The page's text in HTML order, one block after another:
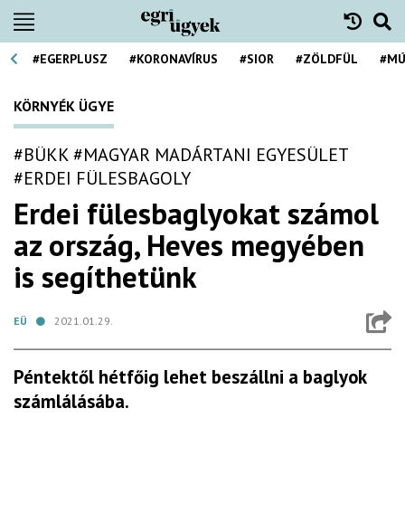
#EGERPLUSZ #KORONAVÍRUS #SIOR #ZÖLDFÜL
KÖRNYÉK ÜGYE
#BÜKK#MAGYAR MADÁRTANI EGYESÜLET
#ERDEI FÜLESBAGOLY
Erdei fülesbaglyokat számol
az ország, Heves megyében
is segíthetünk
EÜ 2021.01.29.
Péntektől hétfőig lehet beszállni a baglyok
számlálásába.